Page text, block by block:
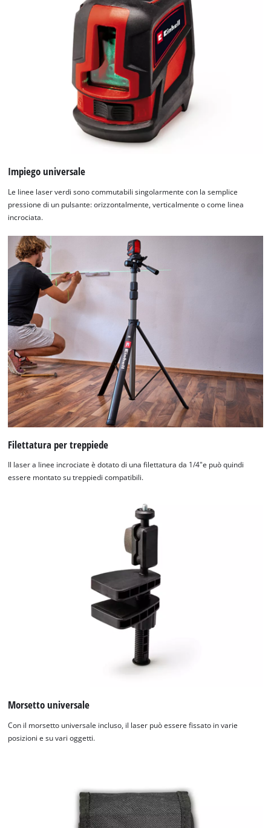
Abbiamo bisogno del vostro permesso
per caricare Google Maps!
This content is not permitted to load due
the site with their CMP to add this content
to the list of technologies used.
Impiego universale
Le linee laser verdi sono commutabili singolarmente con la semplice
pressione di un pulsante: orizzontalmente, verticalmente o come linea
incrociata.
Filettatura per treppiede
Il laser a linee incrociate è dotato di una filettatura da 1/4"e può quindi
essere montato su treppiedi compatibili.
Morsetto universale
Con il morsetto universale incluso, il laser può essere fissato in varie
posizioni e su vari oggetti.